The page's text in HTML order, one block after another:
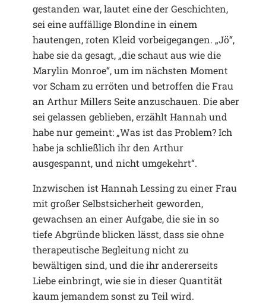
gestanden war, lautet eine der Geschichten,
sei eine auffällige Blondine in einem
hautengen, roten Kleid vorbeigegangen. „Jö“,
habe sie da gesagt, „die schaut aus wie die
Marylin Monroe“, um im nächsten Moment
vor Scham zu erröten und betroffen die Frau
an Arthur Millers Seite anzuschauen. Die aber
sei gelassen geblieben, erzählt Hannah und
habe nur gemeint: „Was ist das Problem? Ich
habe ja schließlich ihr den Arthur
ausgespannt, und nicht umgekehrt“.
Inzwischen ist Hannah Lessing zu einer Frau
mit großer Selbstsicherheit geworden,
gewachsen an einer Aufgabe, die sie in so
tiefe Abgründe blicken lässt, dass sie ohne
therapeutische Begleitung nicht zu
bewältigen sind, und die ihr andererseits
Liebe einbringt, wie sie in dieser Quantität
kaum jemandem sonst zu Teil wird.